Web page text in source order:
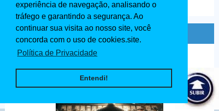
experiência de navegação, analisando o
tráfego e garantindo a segurança. Ao
continuar sua visita ao nosso site, você
concorda com o uso de cookies.site.
Política de Privacidade
Entendi!
Ip Man O Mestre do Kung Fu Dublado 2020